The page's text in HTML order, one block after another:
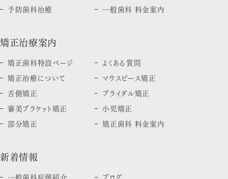
予防歯科治療
一般歯科 料金案内
矯正治療案内
矯正歯科特設ページ
矯正治療について
舌側矯正
審美ブラケット矯正
部分矯正
よくある質問
マウスピース矯正
ブライダル矯正
小児矯正
矯正歯科 料金案内
新着情報
一般歯科症例紹介 ブログ